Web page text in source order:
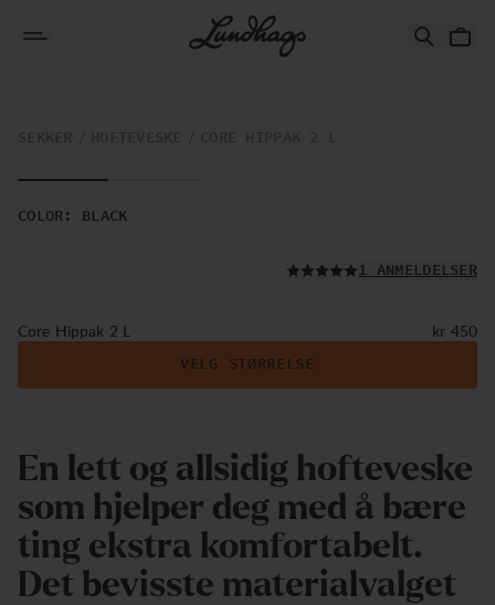
COLOR : BLACK
LES ALLE
1 ANMELDELSER
Core Hippak 2 L Pris:
kr 450
VELG STØRRELSE
En lett og allsidig hofteveske
som hjelper deg med å bære
ting ekstra komfortabelt.
Det bevisste materialvalget